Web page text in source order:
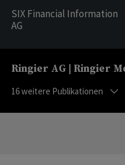
SIX Financial Information
AG
Ringier AG | Ringier
16weitere Publikationen